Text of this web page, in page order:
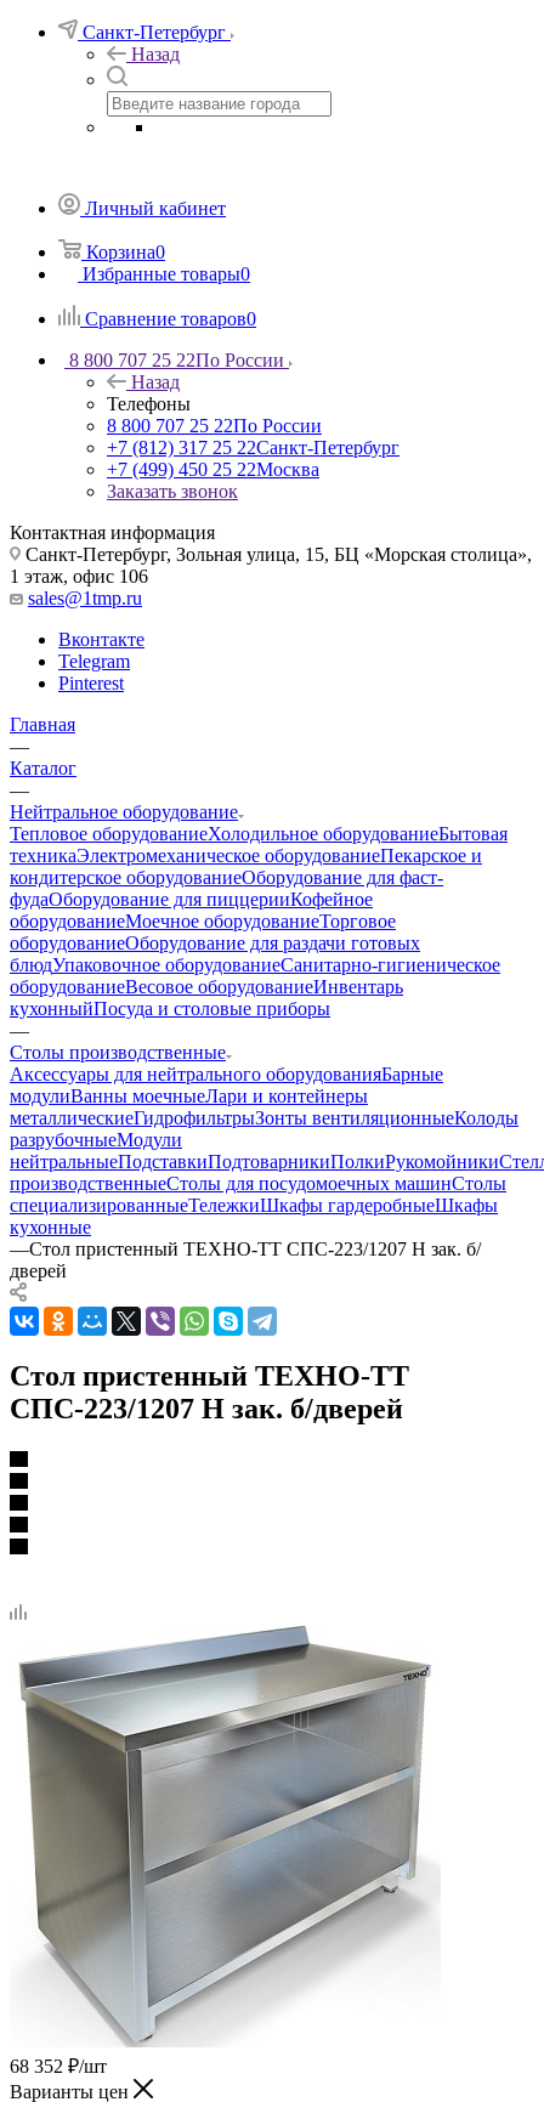
Санкт-Петербург
Назад
Личный кабинет
Корзина0
Избранные товары0
Сравнение товаров0
8 800 707 25 22По России
Назад
Телефоны
8 800 707 25 22По России
+7 (812) 317 25 22Санкт-Петербург
+7 (499) 450 25 22Москва
Заказать звонок
Контактная информация
Санкт-Петербург, Зольная улица, 15, БЦ «Морская столица»,
1 этаж, офис 106
sales@1tmp.ru
Вконтакте
Telegram
Pinterest
Главная
—
Каталог
—
Нейтральное оборудование
Тепловое оборудованиеХолодильное оборудованиеБытовая
техникаЭлектромеханическое оборудованиеПекарское и
кондитерское оборудованиеОборудование для фаст-
фудаОборудование для пиццерииКофейное
оборудованиеМоечное оборудованиеТорговое
оборудованиеОборудование для раздачи готовых
блюдУпаковочное оборудованиеСанитарно-гигиеническое
оборудованиеВесовое оборудованиеИнвентарь
кухонныйПосуда и столовые приборы
—
Столы производственные
Аксессуары для нейтрального оборудованияБарные
модулиВанны моечныеЛари и контейнеры
металлическиеГидрофильтрыЗонты вентиляционныеКолоды
разрубочныеМодули
нейтральныеПодставкиПодтоварникиПолкиРукомойники
производственныеСтолы для посудомоечных машинСтолы
специализированныеТележкиШкафы гардеробныеШкафы
кухонные
—Стол пристенный ТЕХНО-ТТ СПС-223/1207 Н зак. б/
дверей
Стол пристенный ТЕХНО-ТТ
СПС-223/1207 Н зак. б/дверей
68 352 ₽/шт
Варианты цен